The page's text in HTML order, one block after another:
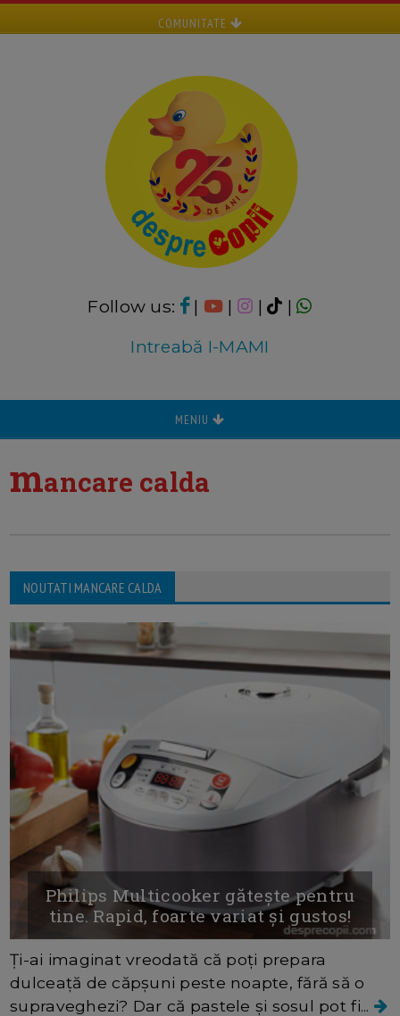
COMUNITATE
Follow us: | | |
|
Intreabă I-MAMI
MENIU
mancare calda
NOUTATI MANCARE CALDA
Philips Multicooker gătește pentru
tine. Rapid, foarte variat și gustos!
Ți-ai imaginat vreodată că poți prepara
dulceață de căpșuni peste noapte, fără să o
supraveghezi? Dar că pastele și sosul pot fi...